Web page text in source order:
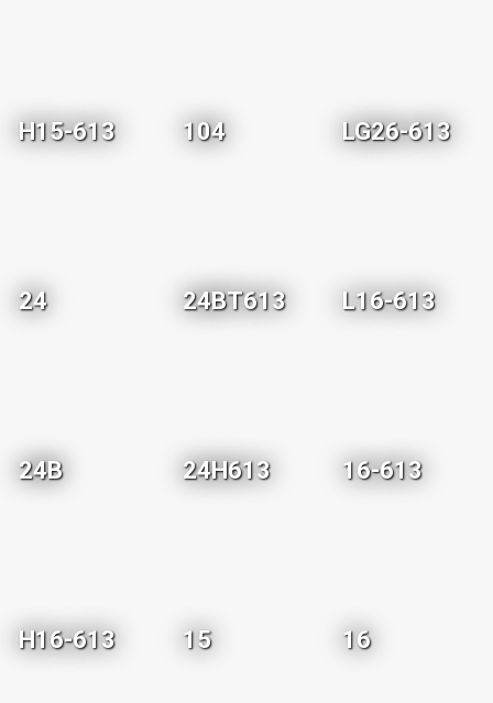
H15-613 104 LG26-613
24 24BT613 L16-613
24B 24H613 16-613
H16-613 15 16